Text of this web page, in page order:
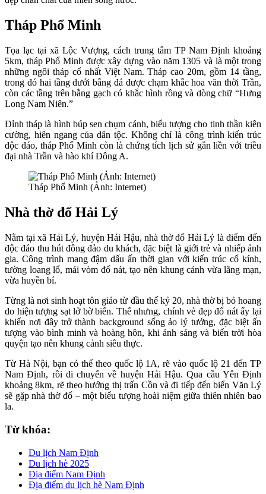
Tháp Phổ Minh
Tọa lạc tại xã Lộc Vượng, cách trung tâm TP Nam Định khoảng
5km, tháp Phổ Minh được xây dựng vào năm 1305 và là một trong
những ngôi tháp cổ nhất Việt Nam. Tháp cao 20m, gồm 14 tầng,
trong đó hai tầng dưới bằng đá được chạm khắc hoa văn thời Trần,
còn các tầng trên bằng gạch có khắc hình rồng và dòng chữ “Hưng
Long Nam Niên.”
Đỉnh tháp là hình búp sen chụm cánh, biểu tượng cho tinh thần kiên
cường, hiên ngang của dân tộc. Không chỉ là công trình kiến trúc
độc đáo, tháp Phổ Minh còn là chứng tích lịch sử gắn liền với triều
đại nhà Trần và hào khí Đông A.
Tháp Phổ Minh (Ảnh: Internet)
Nhà thờ đổ Hải Lý
Nằm tại xã Hải Lý, huyện Hải Hậu, nhà thờ đổ Hải Lý là điểm đến
độc đáo thu hút đông đảo du khách, đặc biệt là giới trẻ và nhiếp ảnh
gia. Công trình mang đậm dấu ấn thời gian với kiến trúc cổ kính,
tường loang lổ, mái vòm đổ nát, tạo nên khung cảnh vừa lãng mạn,
vừa huyền bí.
Từng là nơi sinh hoạt tôn giáo từ đầu thế kỷ 20, nhà thờ bị bỏ hoang
do hiện tượng sạt lở bờ biển. Thế nhưng, chính vẻ đẹp đổ nát ấy lại
khiến nơi đây trở thành background sống ảo lý tưởng, đặc biệt ấn
tượng vào bình minh và hoàng hôn, khi ánh sáng và biển trời hòa
quyện tạo nên khung cảnh siêu thực.
Từ Hà Nội, bạn có thể theo quốc lộ 1A, rẽ vào quốc lộ 21 đến TP
Nam Định, rồi di chuyển về huyện Hải Hậu. Qua cầu Yên Định
khoảng 8km, rẽ theo hướng thị trấn Cồn và đi tiếp đến biển Văn Lý
sẽ gặp nhà thờ đổ – một biểu tượng hoài niệm giữa thiên nhiên bao
la.
Từ khóa:
Du lịch Nam Định
Du lịch hè 2025
Địa điểm Nam Định
Địa điểm du lịch hè Nam Định